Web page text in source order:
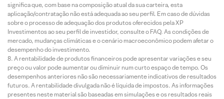
significa que, com base na composição atual da sua carteira, esta
aplicação/contratação não está adequada ao seu perfil. Em caso de dúvidas
sobre o processo de adequação dos produtos oferecidos pela XP
Investimentos ao seu perfil de investidor, consulte o FAQ. As condições de
mercado, mudanças climáticas e o cenário macroeconômico podem afetar o
desempenho do investimento.
A rentabilidade de produtos financeiros pode apresentar variações e seu
preço ou valor pode aumentar ou diminuir num curto espaço de tempo. Os
desempenhos anteriores não são necessariamente indicativos de resultados
futuros. A rentabilidade divulgada não é líquida de impostos. As informações
presentes neste material são baseadas em simulações e os resultados reais